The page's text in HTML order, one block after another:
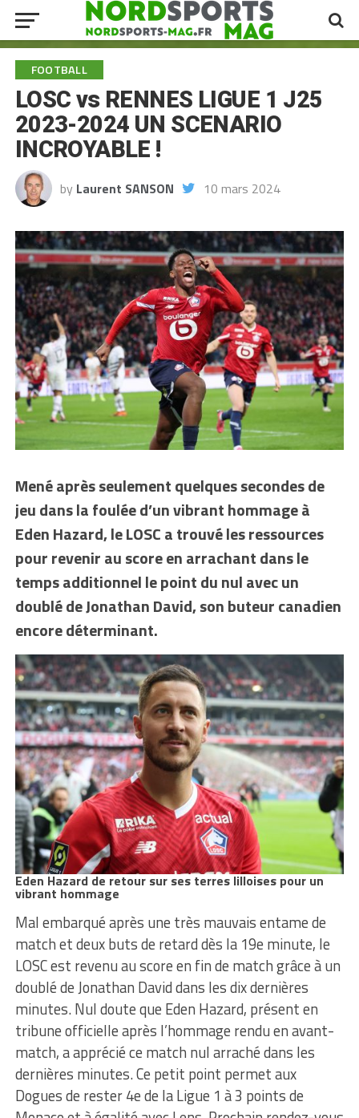
FOOTBALL
LOSC vs RENNES LIGUE 1 J25
2023-2024 UN SCENARIO
INCROYABLE !
by Laurent SANSON 10 mars 2024
Mené après seulement quelques secondes de
jeu dans la foulée d’un vibrant hommage à
Eden Hazard, le LOSC a trouvé les ressources
pour revenir au score en arrachant dans le
temps additionnel le point du nul avec un
doublé de Jonathan David, son buteur canadien
encore déterminant.
Eden Hazard de retour sur ses terres lilloises pour un
vibrant hommage
Mal embarqué après une très mauvais entame de
match et deux buts de retard dès la 19e minute, le
LOSC est revenu au score en fin de match grâce à un
doublé de Jonathan David dans les dix dernières
minutes. Nul doute que Eden Hazard, présent en
tribune officielle après l’hommage rendu en avant-
match, a apprécié ce match nul arraché dans les
dernières minutes. Ce petit point permet aux
Dogues de rester 4e de la Ligue 1 à 3 points de